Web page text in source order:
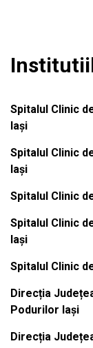
Spitalul Clinic
Iași
Spitalul Clinic
Iași
Spitalul Clinic
Spitalul Clinic
Iași
Spitalul Clinic
Direcția
Podurilor Iași
Direcția